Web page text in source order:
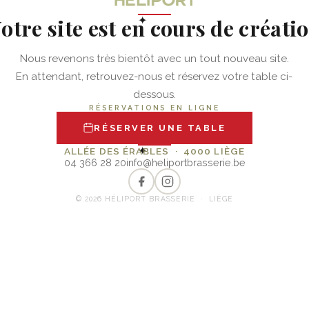
✦
site est en cours de
Nous revenons très bientôt avec un tout nouveau site.
En attendant, retrouvez-nous et réservez votre table ci-
dessous.
RÉSERVATIONS EN LIGNE
RÉSERVER UNE TABLE
✦
ALLÉE DES ÉRABLES · 4000 LIÈGE
04 366 28 20info@heliportbrasserie.be
© 2026 HÉLIPORT BRASSERIE · LIÈGE